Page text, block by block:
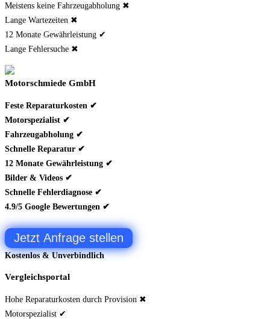
Meistens keine Fahrzeugabholung ✖
Lange Wartezeiten ✖
12 Monate Gewährleistung ✔
Lange Fehlersuche ✖
Motorschmiede GmbH
Feste Reparaturkosten ✔
Motorspezialist ✔
Fahrzeugabholung ✔
Schnelle Reparatur ✔
12 Monate Gewährleistung ✔
Bilder & Videos ✔
Schnelle Fehlerdiagnose ✔
4.9/5 Google Bewertungen ✔
Jetzt Anfrage stellen
Kostenlos & Unverbindlich
Vergleichsportal
Hohe Reparaturkosten durch Provision ✖
Motorspezialist ✔